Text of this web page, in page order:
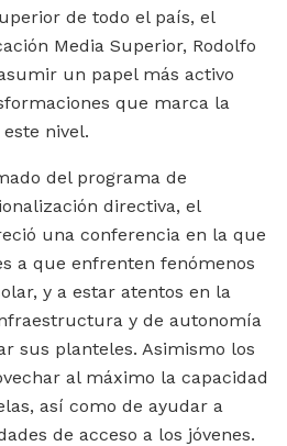
de todo el país, el
Media Superior, Rodolfo
un papel más activo
que marca la
nivel.
del programa de
directiva, el
una conferencia en la que
a que enfrenten fenómenos
y a estar atentos en la
y de autonomía
sus planteles. Asimismo los
al máximo la capacidad
así como de ayudar a
de acceso a los jóvenes.